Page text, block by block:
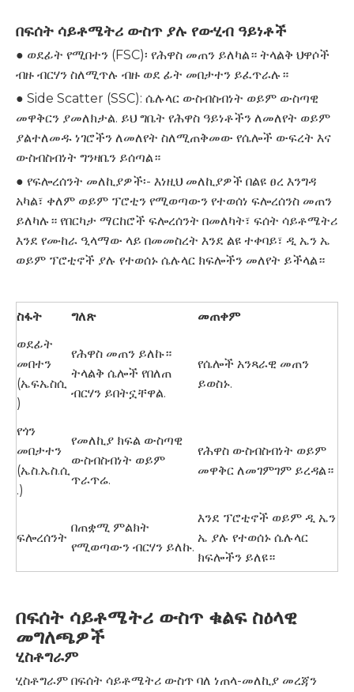
በፍሰት ሳይቶሜትሪ ውስጥ ያሉ የውሂብ ዓይነቶች
● ወደፊት የሚበተን (FSC)፡ የሕዋስ መጠን ይለካል። ትላልቅ ህዋሶች
ብዙ ብርሃን ስለሚጥሉ ብዙ ወደ ፊት መበታተን ይፈጥራሉ።
● Side Scatter (SSC): ሴሉላር ውስብስብነት ወይም ውስጣዊ
መዋቅርን ያመለክታል. ይህ ግቤት የሕዋስ ዓይነቶችን ለመለየት ወይም
ያልተለመዱ ነገሮችን ለመለየት ስለሚጠቅመው የሴሎች ውፍረት እና
ውስብስብነት ግንዛቤን ይሰጣል።
● የፍሎረሰንት መለኪያዎች፡- እነዚህ መለኪያዎች በልዩ ፀረ እንግዳ
አካል፣ ቀለም ወይም ፕሮቲን የሚወጣውን የተወሰነ ፍሎረሰንስ መጠን
ይለካሉ። የበርካታ ማርከሮች ፍሎረሰንት በመለካት፣ ፍሰት ሳይቶሜትሪ
እንደ የሙከራ ዒላማው ላይ በመመስረት እንደ ልዩ ተቀባይ፣ ዲ ኤን ኤ
ወይም ፕሮቲኖች ያሉ የተወሰኑ ሴሉላር ክፍሎችን መለየት ይችላል።
ስፋት ግለጽ
መጠቀም
ወደፊት
መበተን
(ኤፍኤስሲ
)
የሕዋስ መጠን ይለኩ።
ትላልቅ ሴሎች የበለጠ
ብርሃን ይበትኗቸዋል.
የሴሎች አንጻራዊ መጠን
ይወስኑ.
የጎን
መበታተን
(ኤስ.ኤስ.ሲ
.)
የመለኪያ ክፍል ውስጣዊ
ውስብስብነት ወይም
ጥራጥሬ.
የሕዋስ ውስብስብነት ወይም
መዋቅር ለመገምገም ይረዳል።
ፍሎረሰንት
በጠቋሚ ምልክት
የሚወጣውን ብርሃን ይለኩ.
እንደ ፕሮቲኖች ወይም ዲ ኤን
ኤ ያሉ የተወሰኑ ሴሉላር
ክፍሎችን ይለዩ።
በፍሰት ሳይቶሜትሪ ውስጥ ቁልፍ ስዕላዊ
መግለጫዎች
ሂስቶግራም
ሂስቶግራም በፍሰት ሳይቶሜትሪ ውስጥ ባለ ነጠላ-መለኪያ መረጃን